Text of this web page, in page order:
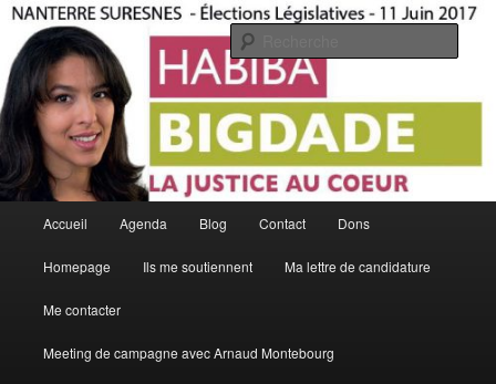
Aller
contenu
principalHabiba Bigdade
La Justice Au Coeur
principal
Accueil Agenda Blog Contact Dons
Homepage Ils me soutiennent Ma lettre de candidature
Me contacter
Meeting de campagne avec Arnaud Montebourg